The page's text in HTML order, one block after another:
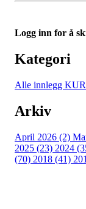
Logg inn for å
Kategori
Alle innlegg
Arkiv
April 2026 (2)
2025 (23) 2024
(70) 2018 (41)